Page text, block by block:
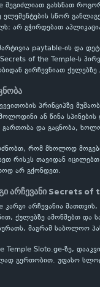
შეგიძლიათ გახსნათ
ელემენტების სწორ
არ გჭირდებათ
paytable-ის და
of the Temple-ს
გირჩევნიათ ქულებზე
პრინციპზე
ან წინა
და გაცნობა, ხოლო
რომ მხოლოდ
რისკს თავიდან
არ გქონდეთ.
არჩევანი Secrets
კარგი არჩევანია
ქულებზე ამოწმებთ და
მაგრამ საბოლოო
Temple Sloto.ge-ზე,
გერთობით. უფასო